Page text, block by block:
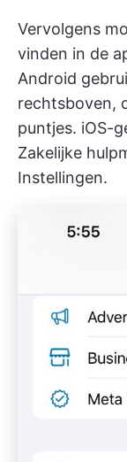
Vervolgens
vinden in de
Android
rechtsboven,
puntjes. iOS-
Zakelijke
Instellingen.